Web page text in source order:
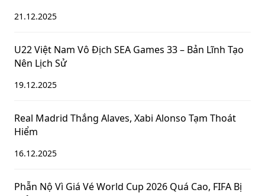
21.12.2025
U22 Việt Nam Vô Địch SEA Games 33 – Bản Lĩnh Tạo
Nên Lịch Sử
19.12.2025
Real Madrid Thắng Alaves, Xabi Alonso Tạm Thoát
Hiểm
16.12.2025
Phẫn Nộ Vì Giá Vé World Cup 2026 Quá Cao, FIFA Bị